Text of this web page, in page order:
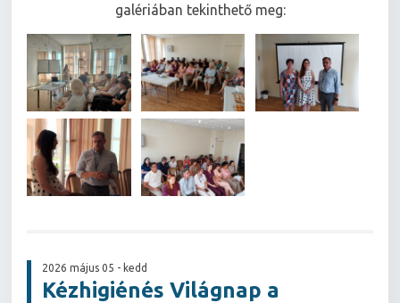
galériában tekinthető meg:
2026 május 05 - kedd
Kézhigiénés Világnap a